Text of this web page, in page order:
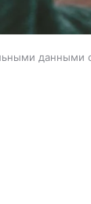
данными